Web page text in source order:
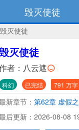
毁灭使徒
毁灭使徒
灭使徒
者： 八云遮
科幻 已完结 791 万字
新章节： 第62章 虚假
后更新：2026-08-08